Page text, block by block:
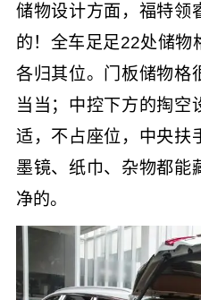
储物设计方面，福特领
的！全车足足22处储物
各归其位。门板储物格
当当；中控下方的掏空
适，不占座位，中央扶
墨镜、纸巾、杂物都能
净的。